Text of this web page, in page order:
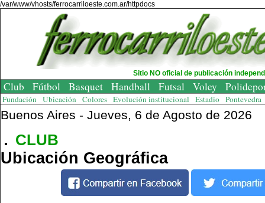
/var/www/vhosts/ferrocarriloeste.com.ar/httpdocs
Sitio NO oficial de publicación
Club Fútbol Basquet Handball Futsal Voley
Fundación Ubicación Colores Evolución institucional Estadio Pontevedra
Buenos Aires - Jueves, 6 de Agosto de 2026
CLUB
Ubicación Geográfica